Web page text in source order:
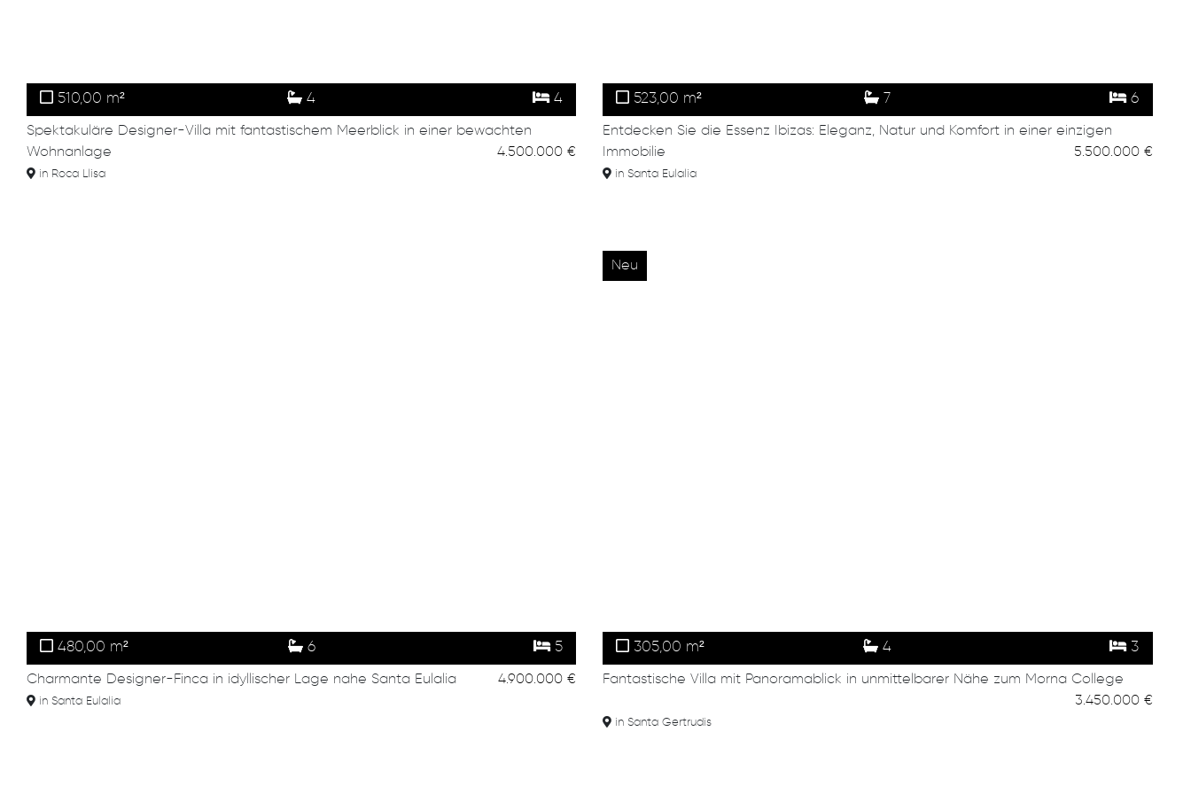
510,00 m² 4 4
Spektakuläre Designer-Villa mit fantastischem Meerblick in einer bewachten
Wohnanlage
4.500.000 €
in Roca Llisa
523,00 m² 7 6
Entdecken Sie die Essenz Ibizas: Eleganz, Natur und Komfort in einer einzigen
Immobilie
5.500.000 €
in Santa Eulalia
480,00 m² 6 5
Charmante Designer-Finca in idyllischer Lage nahe Santa Eulalia 4.900.000 €
in Santa Eulalia
Neu
305,00 m² 4 3
Fantastische Villa mit Panoramablick in unmittelbarer Nähe zum Morna College
3.450.000 €
in Santa Gertrudis